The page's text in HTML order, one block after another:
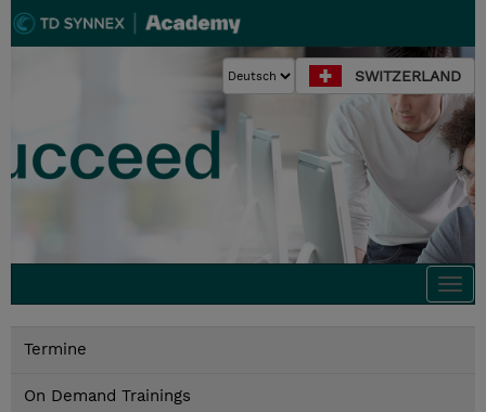
SWITZERLAND
Termine
On Demand Trainings